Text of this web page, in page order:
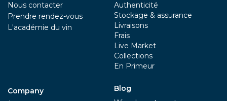
Nous contacter
Prendre rendez-vous
L'académie du vin
Company
Authenticité
Stockage & assurance
Livraisons
Frais
Live Market
Collections
En Primeur
Blog